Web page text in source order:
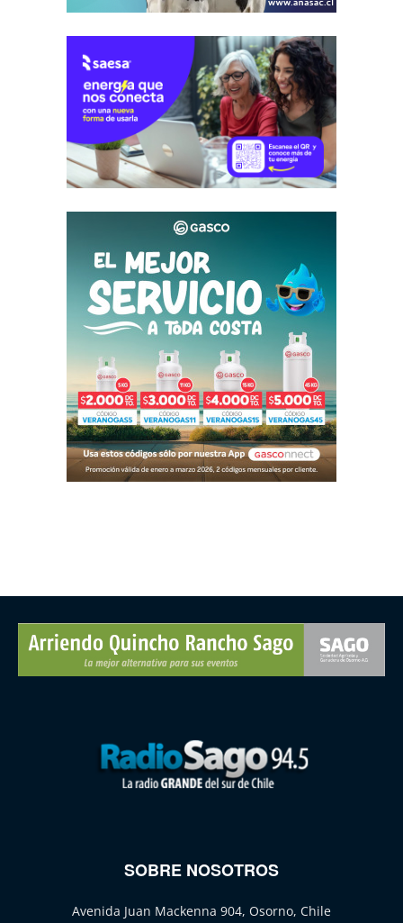
SOBRE NOSOTROS
Avenida Juan Mackenna 904, Osorno, Chile